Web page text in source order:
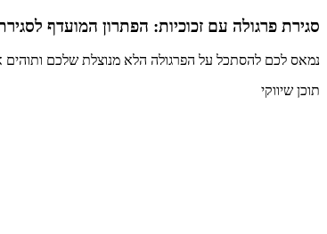
סגירת פרגולה עם זכוכיות: הפתרון המועדף
נמאס לכם להסתכל על הפרגולה הלא מנוצלת שלכם ותוהים
תוכן שיווקי